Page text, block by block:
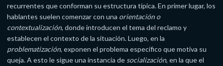
recurrentes que conforman su estructura típica. En primer lugar, los
hablantes suelen comenzar con una orientación o
contextualización, donde introducen el tema del reclamo y
establecen el contexto de la situación. Luego, en la
problematización, exponen el problema específico que motiva su
queja. A esto le sigue una instancia de socialización, en la que el